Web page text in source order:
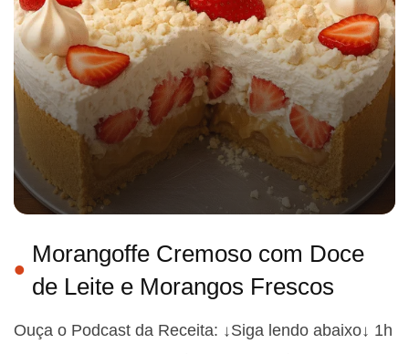
Morangoffe Cremoso com Doce
de Leite e Morangos Frescos
Ouça o Podcast da Receita: ↓Siga lendo abaixo↓ 1h